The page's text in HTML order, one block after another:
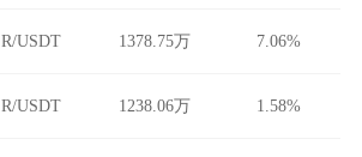
R/USDT 1378.75万 7.06%
R/USDT 1238.06万 1.58%